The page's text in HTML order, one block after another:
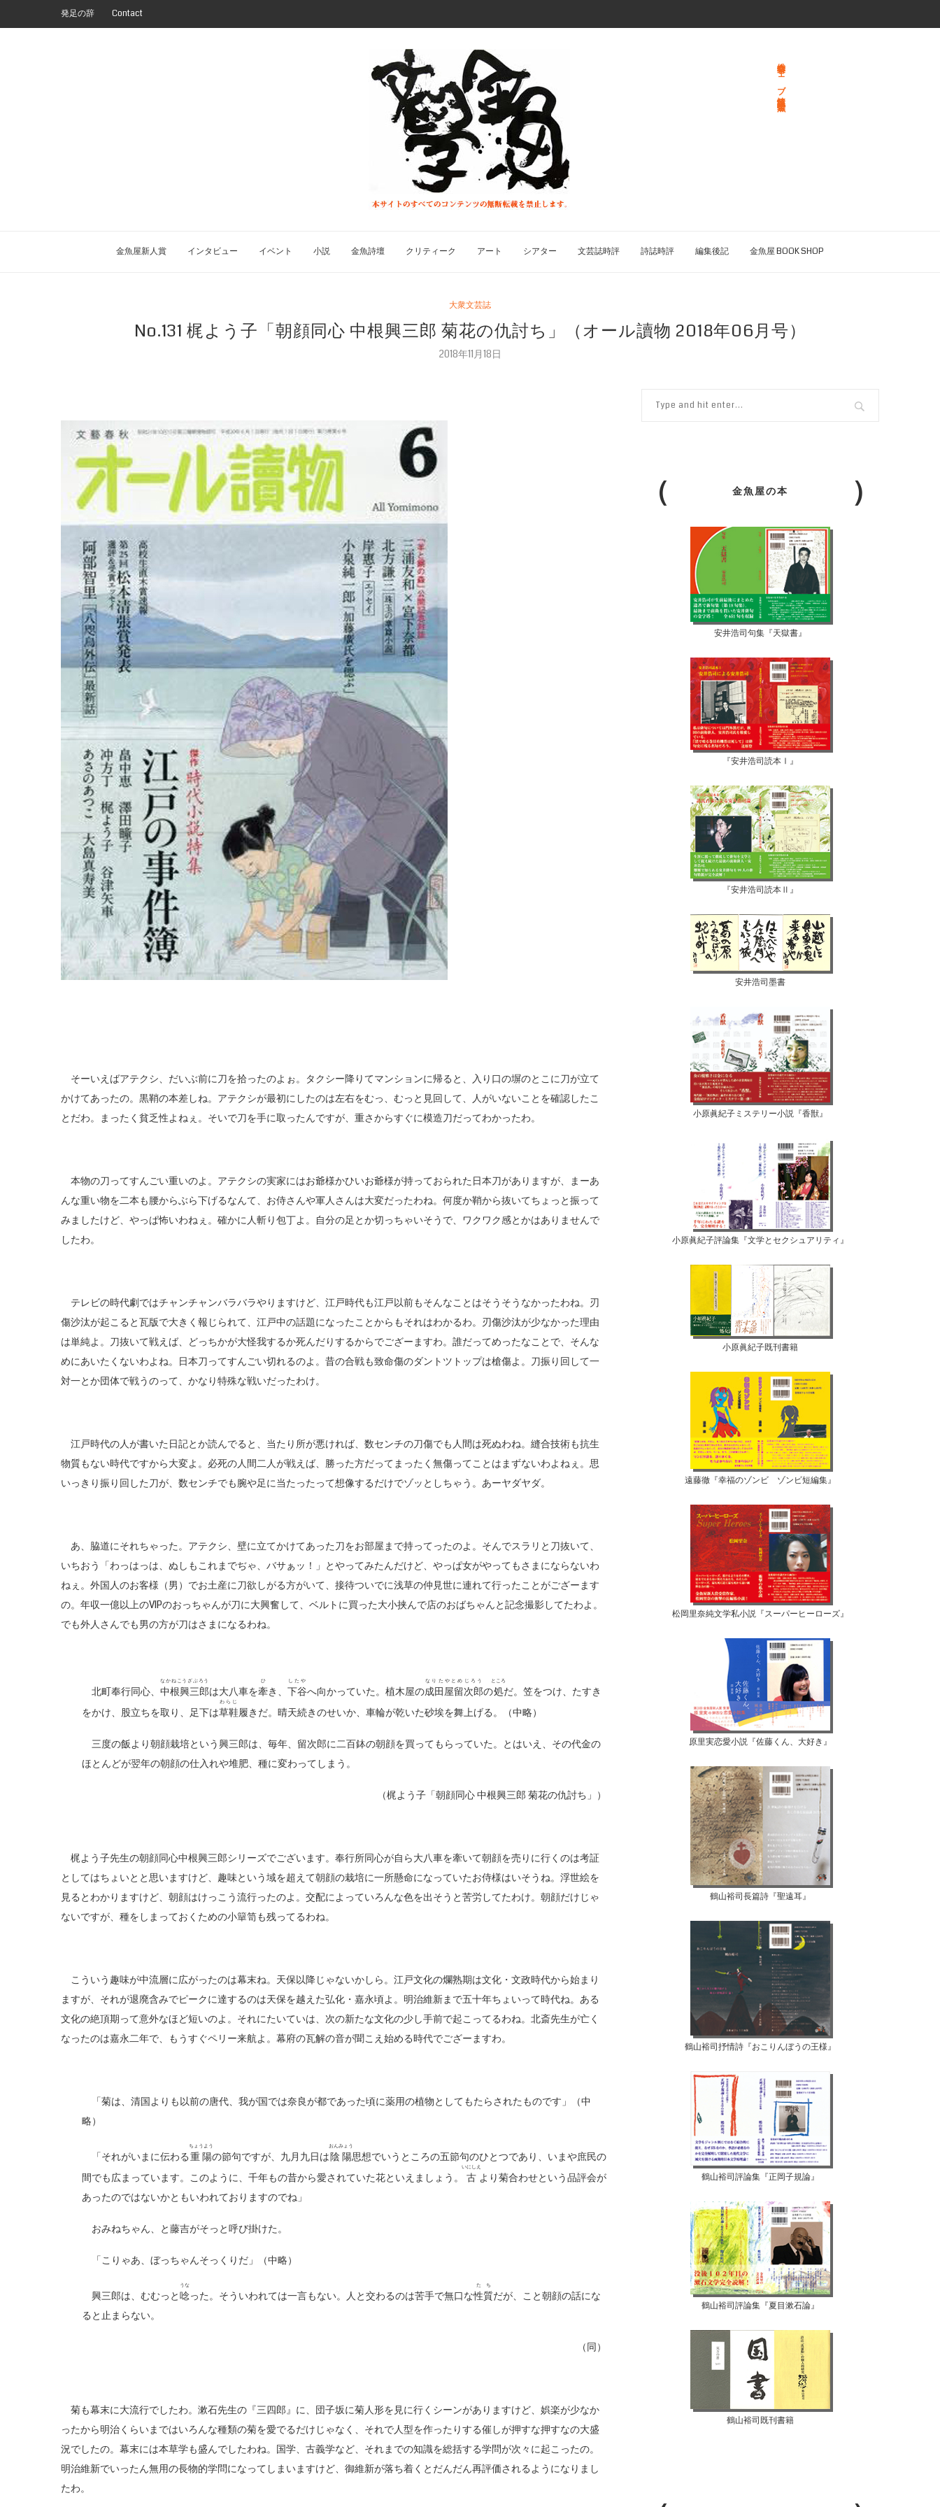
発足の辞 Contact
総合文学ウェブ情報誌 文学金魚
金魚屋新人賞 インタビュー イベント 小説 金魚詩壇 クリティーク アート シアター 文芸誌時評 詩誌時評 編集後記 金魚屋 BOOK SHOP
大衆文芸誌
No.131 梶よう子「朝顔同心 中根興三郎 菊花の仇討ち」（オール讀物 2018年06月号）
2018年11月18日
そーいえばアテクシ、だいぶ前に刀を拾ったのよぉ。タクシー降りてマンションに帰ると、入り口の塀のとこに刀が立て
かけてあったの。黒鞘の本差しね。アテクシが最初にしたのは左右をむっ、むっと見回して、人がいないことを確認したこ
とだわ。まったく貧乏性よねぇ。そいで刀を手に取ったんですが、重さからすぐに模造刀だってわかったわ。
本物の刀ってすんごい重いのよ。アテクシの実家にはお爺様かひいお爺様が持っておられた日本刀がありますが、まーあ
んな重い物を二本も腰からぶら下げるなんて、お侍さんや軍人さんは大変だったわね。何度か鞘から抜いてちょっと振って
みましたけど、やっぱ怖いわねぇ。確かに人斬り包丁よ。自分の足とか切っちゃいそうで、ワクワク感とかはありませんで
したわ。
テレビの時代劇ではチャンチャンバラバラやりますけど、江戸時代も江戸以前もそんなことはそうそうなかったわね。刃
傷沙汰が起こると瓦版で大きく報じられて、江戸中の話題になったことからもそれはわかるわ。刃傷沙汰が少なかった理由
は単純よ。刀抜いて戦えば、どっちかが大怪我するか死んだりするからでござーますわ。誰だってめったなことで、そんな
めにあいたくないわよね。日本刀ってすんごい切れるのよ。昔の合戦も致命傷のダントツトップは槍傷よ。刀振り回して一
対一とか団体で戦うのって、かなり特殊な戦いだったわけ。
江戸時代の人が書いた日記とか読んでると、当たり所が悪ければ、数センチの刀傷でも人間は死ぬわね。縫合技術も抗生
物質もない時代ですから大変よ。必死の人間二人が戦えば、勝った方だってまったく無傷ってことはまずないわよねぇ。思
いっきり振り回した刀が、数センチでも腕や足に当たったって想像するだけでゾッとしちゃう。あーヤダヤダ。
あ、脇道にそれちゃった。アテクシ、壁に立てかけてあった刀をお部屋まで持ってったのよ。そんでスラリと刀抜いて、
いちおう「わっはっは、ぬしもこれまでぢゃ、バサぁッ！」とやってみたんだけど、やっぱ女がやってもさまにならないわ
ねぇ。外国人のお客様（男）でお土産に刀欲しがる方がいて、接待ついでに浅草の仲見世に連れて行ったことがござーます
の。年収一億以上のVIPのおっちゃんが刀に大興奮して、ベルトに買った大小挟んで店のおばちゃんと記念撮影してたわよ。
でも外人さんでも男の方が刀はさまになるわね。
北町奉行同心、 中根興三郎
なかねこうざぶろう
は大八車を牽
ひ
き、 下谷
したや
へ向かっていた。植木屋の成田屋留次郎
なりたやとめじろう
の処
ところ
だ。笠をつけ、たすき
をかけ、股立ちを取り、足下は草鞋
わらじ
履きだ。晴天続きのせいか、車輪が乾いた砂埃を舞上げる。（中略）
三度の飯より朝顔栽培という興三郎は、毎年、留次郎に二百鉢の朝顔を買ってもらっていた。とはいえ、その代金の
ほとんどが翌年の朝顔の仕入れや堆肥、種に変わってしまう。
（梶よう子「朝顔同心 中根興三郎 菊花の仇討ち」）
梶よう子先生の朝顔同心中根興三郎シリーズでございます。奉行所同心が自ら大八車を牽いて朝顔を売りに行くのは考証
としてはちょいとと思いますけど、趣味という域を超えて朝顔の栽培に一所懸命になっていたお侍様はいそうね。浮世絵を
見るとわかりますけど、朝顔はけっこう流行ったのよ。交配によっていろんな色を出そうと苦労してたわけ。朝顔だけじゃ
ないですが、種をしまっておくための小簞笥も残ってるわね。
こういう趣味が中流層に広がったのは幕末ね。天保以降じゃないかしら。江戸文化の爛熟期は文化・文政時代から始まり
ますが、それが退廃含みでピークに達するのは天保を越えた弘化・嘉永頃よ。明治維新まで五十年ちょいって時代ね。ある
文化の絶頂期って意外なほど短いのよ。それにたいていは、次の新たな文化の少し手前で起こってるわね。北斎先生が亡く
なったのは嘉永二年で、もうすぐペリー来航よ。幕府の瓦解の音が聞こえ始める時代でござーますわ。
「菊は、清国よりも以前の唐代、我が国では奈良が都であった頃に薬用の植物としてもたらされたものです」（中
略）
「それがいまに伝わる重陽
ちょうよう
の節句ですが、九月九日は陰陽
おんみょう
思想でいうところの五節句のひとつであり、いまや庶民の
間でも広まっています。このように、千年もの昔から愛されていた花といえましょう。
古
いにしえ
より菊合わせという品評会が
あったのではないかともいわれておりますのでね」
おみねちゃん、と藤吉がそっと呼び掛けた。
「こりゃあ、ぼっちゃんそっくりだ」（中略）
興三郎は、むむっと唸
うな
った。そういわれては一言もない。人と交わるのは苦手で無口な性質
たち
だが、こと朝顔の話にな
ると止まらない。
（同）
菊も幕末に大流行でしたわ。漱石先生の『三四郎』に、団子坂に菊人形を見に行くシーンがありますけど、娯楽が少なか
ったから明治くらいまではいろんな種類の菊を愛でるだけじゃなく、それで人型を作ったりする催しが押すな押すなの大盛
況でしたの。幕末には本草学も盛んでしたわね。国学、古義学など、それまでの知識を総括する学問が次々に起こったの。
明治維新でいったん無用の長物的学問になってしまいますけど、御維新が落ち着くとだんだん再評価されるようになりまし
たわ。
金魚屋の本
安井浩司句集『天獄書』
『安井浩司読本Ⅰ』
『安井浩司読本Ⅱ』
安井浩司墨書
小原眞紀子ミステリー小説『香獣』
小原眞紀子評論集『文学とセクシュアリティ』
小原眞紀子既刊書籍
遠藤徹『幸福のゾンビ ゾンビ短編集』
松岡里奈純文学私小説『スーパーヒーローズ』
原里実恋愛小説『佐藤くん、大好き』
鶴山裕司長篇詩『聖遠耳』
鶴山裕司抒情詩『おこりんぼうの王様』
鶴山裕司評論集『正岡子規論』
鶴山裕司評論集『夏目漱石論』
鶴山裕司既刊書籍